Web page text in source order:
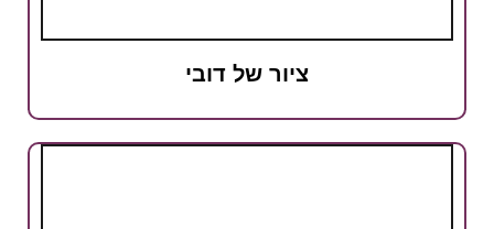
ציור של דובי